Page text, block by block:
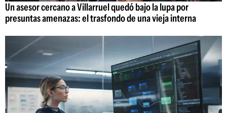
Un asesor cercano a Villarruel quedó bajo la lupa por
presuntas amenazas: el trasfondo de una vieja interna